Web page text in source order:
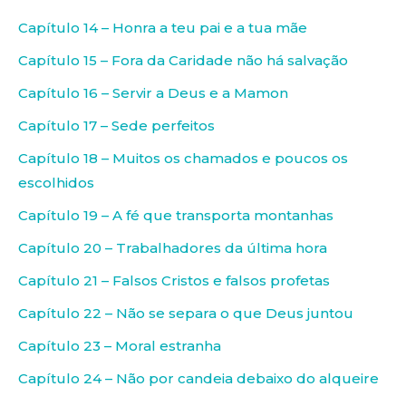
Capítulo 14 – Honra a teu pai e a tua mãe
Capítulo 15 – Fora da Caridade não há salvação
Capítulo 16 – Servir a Deus e a Mamon
Capítulo 17 – Sede perfeitos
Capítulo 18 – Muitos os chamados e poucos os
escolhidos
Capítulo 19 – A fé que transporta montanhas
Capítulo 20 – Trabalhadores da última hora
Capítulo 21 – Falsos Cristos e falsos profetas
Capítulo 22 – Não se separa o que Deus juntou
Capítulo 23 – Moral estranha
Capítulo 24 – Não por candeia debaixo do alqueire